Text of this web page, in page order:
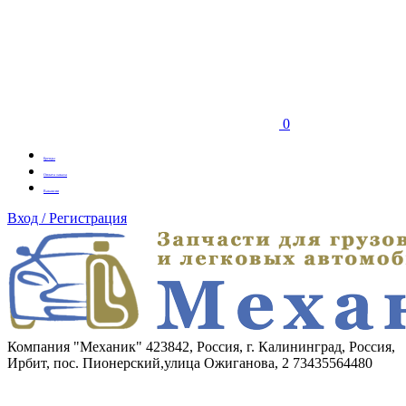
0
Бренды
Оплата заказа
Вакансии
Вход / Регистрация
Компания "Механик" 423842, Россия, г. Калининград, Россия,
Ирбит, пос. Пионерский,улица Ожиганова, 2 73435564480